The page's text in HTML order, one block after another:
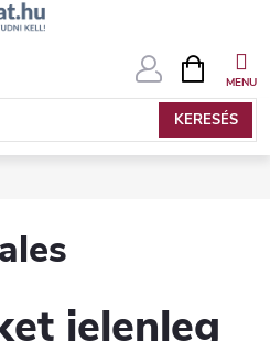
KERESÉS
KOSÁR
jelenleg